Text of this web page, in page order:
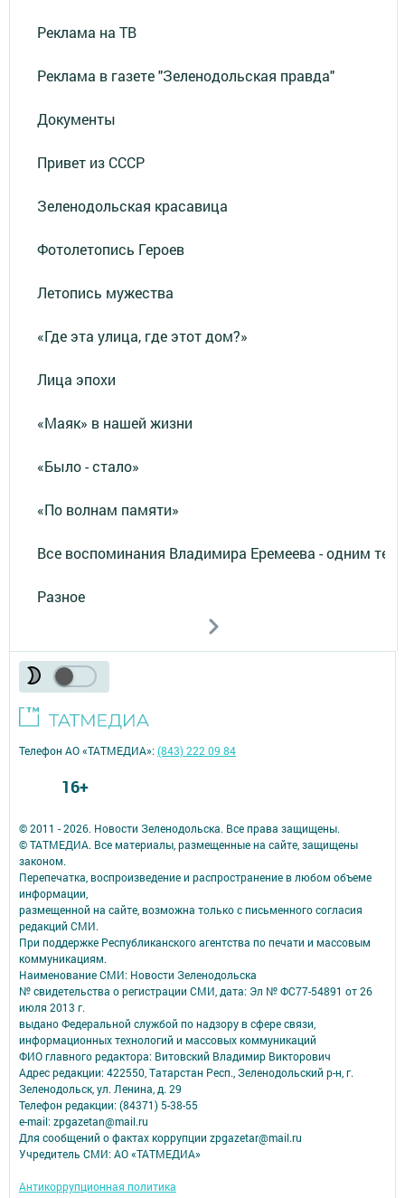
Реклама на ТВ
Реклама в газете "Зеленодольская правда"
Документы
Привет из СССР
Зеленодольская красавица
Фотолетопись Героев
Летопись мужества
«Где эта улица, где этот дом?»
Лица эпохи
«Маяк» в нашей жизни
«Было - стало»
«По волнам памяти»
Все воспоминания Владимира Еремеева - одним
Разное
© 2011 - 2026. Новости Зеленодольска. Все права защищены.
© ТАТМЕДИА. Все материалы, размещенные на сайте, защищены
законом.
Перепечатка, воспроизведение и распространение в любом объеме
информации,
размещенной на сайте, возможна только с письменного согласия
редакций СМИ.
При поддержке Республиканского агентства по печати и массовым
коммуникациям.
Наименование СМИ: Новости Зеленодольска
№ свидетельства о регистрации СМИ, дата: Эл № ФС77-54891 от 26
июля 2013 г.
выдано Федеральной службой по надзору в сфере связи,
информационных технологий и массовых коммуникаций
ФИО главного редактора: Витовский Владимир Викторович
Адрес редакции: 422550, Татарстан Респ., Зеленодольский р-н, г.
Зеленодольск, ул. Ленина, д. 29
Телефон редакции: (84371) 5-38-55
e-mail: zpgazetan@mail.ru
Для сообщений о фактах коррупции zpgazetar@mail.ru
Учредитель СМИ: АО «ТАТМЕДИА»
Антикоррупционная политика
Телефон АО «ТАТМЕДИА»:(843) 222 09 84
16+